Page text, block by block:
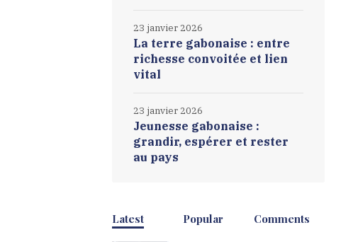
La terre gabonaise : entre
richesse convoitée et lien
vital
23 janvier 2026
Jeunesse gabonaise :
grandir, espérer et rester
au pays
23 janvier 2026
Latest Popular Comments